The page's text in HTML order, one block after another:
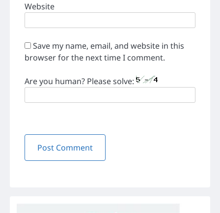
Website
Save my name, email, and website in this
browser for the next time I comment.
Are you human? Please solve: